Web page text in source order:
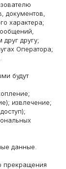
документов,
характера;
другу;
Оператора;
будут
извлечение;
данные.
прекращения